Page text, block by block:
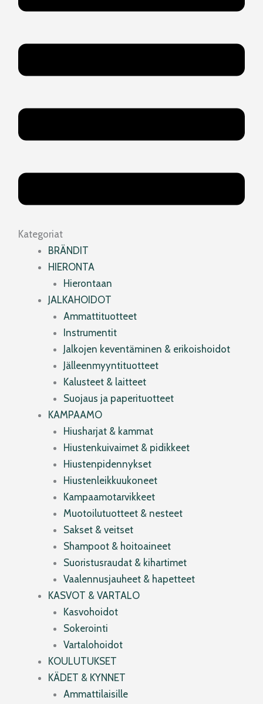
Kategoriat
BRÄNDIT
HIERONTA
Hierontaan
JALKAHOIDOT
Ammattituotteet
Instrumentit
Jalkojen keventäminen & erikoishoidot
Jälleenmyyntituotteet
Kalusteet & laitteet
Suojaus ja paperituotteet
KAMPAAMO
Hiusharjat & kammat
Hiustenkuivaimet & pidikkeet
Hiustenpidennykset
Hiustenleikkuukoneet
Kampaamotarvikkeet
Muotoilutuotteet & nesteet
Sakset & veitset
Shampoot & hoitoaineet
Suoristusraudat & kihartimet
Vaalennusjauheet & hapetteet
KASVOT & VARTALO
Kasvohoidot
Sokerointi
Vartalohoidot
KOULUTUKSET
KÄDET & KYNNET
Ammattilaisille